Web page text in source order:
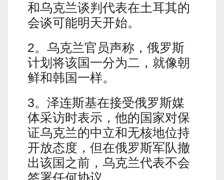
和乌克兰谈判代表在土耳其的
会谈可能明天开始。
2。乌克兰官员声称，俄罗斯
计划将该国一分为二，就像朝
鲜和韩国一样。
3。泽连斯基在接受俄罗斯媒
体采访时表示，他的国家对保
证乌克兰的中立和无核地位持
开放态度，但在俄罗斯军队撤
出该国之前，乌克兰代表不会